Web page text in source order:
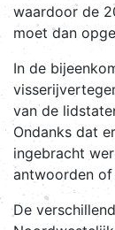
waardoor de
moet dan
In de
van de
Ondanks dat
ingebracht
antwoorden of
De